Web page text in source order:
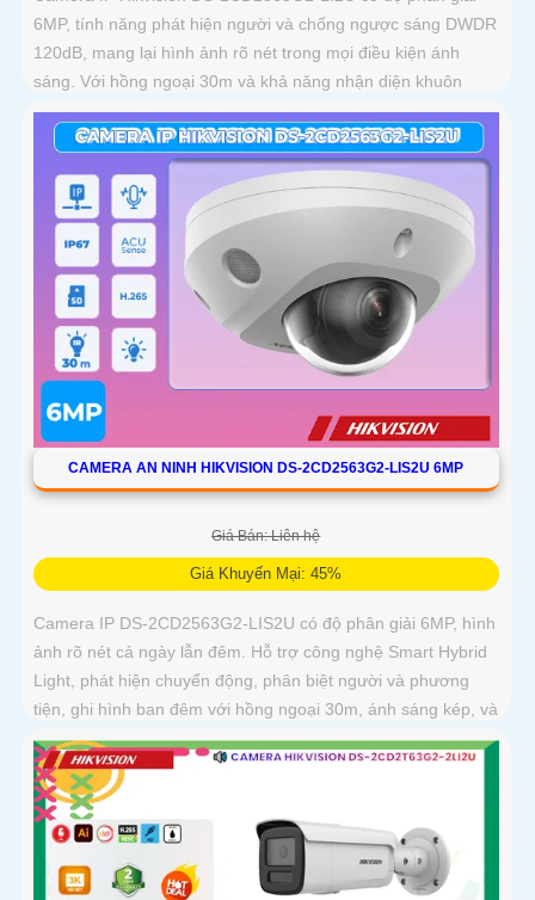
6MP, tính năng phát hiện người và chống ngược sáng DWDR
120dB, mang lại hình ảnh rõ nét trong mọi điều kiện ánh
sáng. Với hồng ngoại 30m và khả năng nhận diện khuôn
mặt, camera hỗ trợ quan sát ban đêm màu sắc tự nhiên, phù
hợp cho công trình
CAMERA AN NINH HIKVISION DS-2CD2563G2-LIS2U 6MP
Giá Bán: Liên hệ
Giá Khuyến Mại: 45%
Camera IP DS-2CD2563G2-LIS2U có độ phân giải 6MP, hình
ảnh rõ nét cả ngày lẫn đêm. Hỗ trợ công nghệ Smart Hybrid
Light, phát hiện chuyển động, phân biệt người và phương
tiện, ghi hình ban đêm với hồng ngoại 30m, ánh sáng kép, và
phát hiện xâm nhập